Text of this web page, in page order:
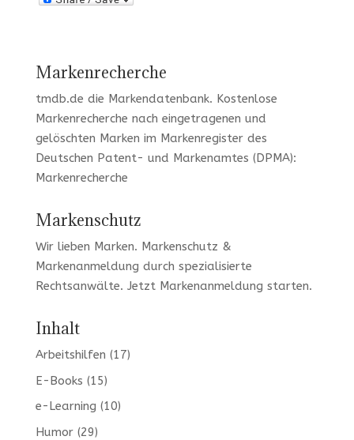
Markenrecherche
tmdb.de die Markendatenbank. Kostenlose
Markenrecherche nach eingetragenen und
gelöschten Marken im Markenregister des
Deutschen Patent- und Markenamtes (DPMA):
Markenrecherche
Markenschutz
Wir lieben Marken. Markenschutz &
Markenanmeldung durch spezialisierte
Rechtsanwälte. Jetzt Markenanmeldung starten.
Inhalt
Arbeitshilfen (17)
E-Books (15)
e-Learning (10)
Humor(29)